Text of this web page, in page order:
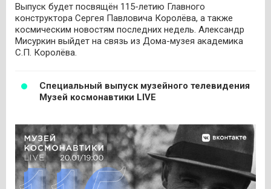
Выпуск будет посвящён 115-летию Главного
конструктора Сергея Павловича Королёва, а также
космическим новостям последних недель. Александр
Мисуркин выйдет на связь из Дома-музея академика
С.П. Королёва.
Специальный выпуск музейного телевидения
Музей космонавтики LIVE